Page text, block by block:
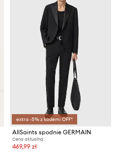
extra -5% z kodem: OFF*
AllSaints spodnie GERMAIN
Cena aktualna:
469,99 zł